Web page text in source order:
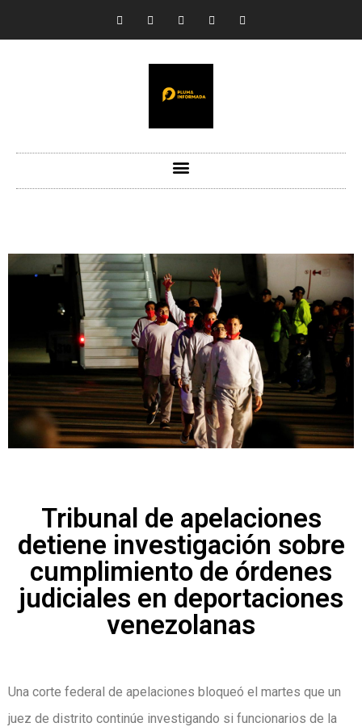
Tribunal de apelaciones
detiene investigación sobre
cumplimiento de órdenes
judiciales en deportaciones
venezolanas
Una corte federal de apelaciones bloqueó el martes que un
juez de distrito continúe investigando si funcionarios de la